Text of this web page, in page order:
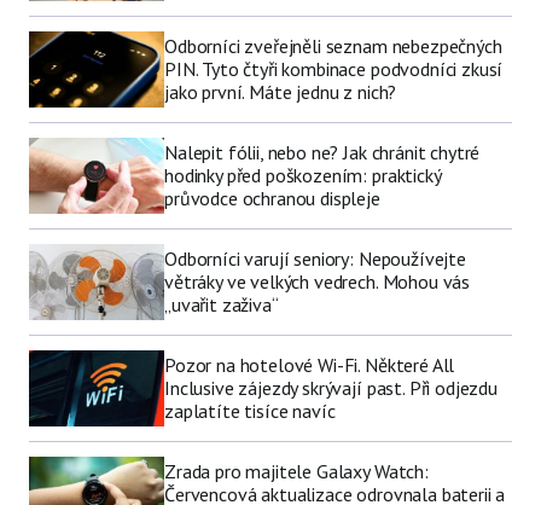
Odborníci zveřejněli seznam nebezpečných
PIN. Tyto čtyři kombinace podvodníci zkusí
jako první. Máte jednu z nich?
Nalepit fólii, nebo ne? Jak chránit chytré
hodinky před poškozením: praktický
průvodce ochranou displeje
Odborníci varují seniory: Nepoužívejte
větráky ve velkých vedrech. Mohou vás
„uvařit zaživa“
Pozor na hotelové Wi-Fi. Některé All
Inclusive zájezdy skrývají past. Při odjezdu
zaplatíte tisíce navíc
Zrada pro majitele Galaxy Watch:
Červencová aktualizace odrovnala baterii a